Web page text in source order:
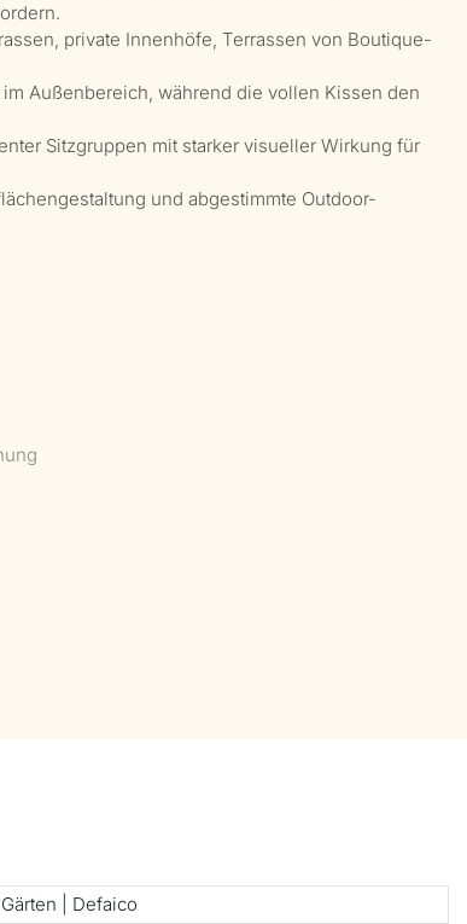
private Innenhöfe, Terrassen von Boutique-
Außenbereich, während die vollen Kissen den
Sitzgruppen mit starker visueller Wirkung für
und abgestimmte Outdoor-
| Defaico